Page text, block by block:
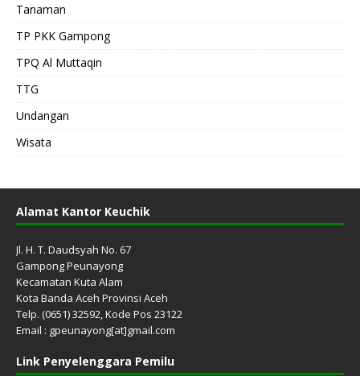
Tanaman
TP PKK Gampong
TPQ Al Muttaqin
TTG
Undangan
Wisata
Alamat Kantor Keuchik
Jl. H. T. Daudsyah No. 67
Gampong Peunayong
Kecamatan Kuta Alam
Kota Banda Aceh Provinsi Aceh
Telp. (0651) 32592, Kode Pos 23122
Email : gpeunayong[at]gmail.com
Link Penyelenggara Pemilu